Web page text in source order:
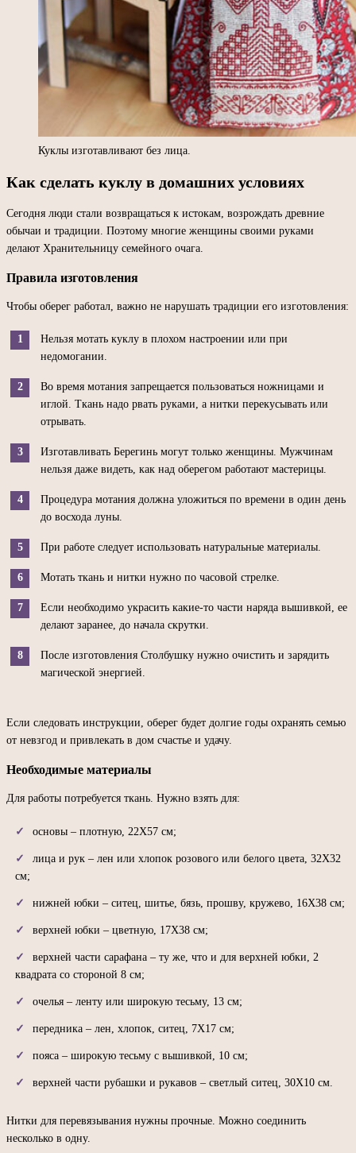
Куклы изготавливают без лица.
Как сделать куклу в домашних условиях
Сегодня люди стали возвращаться к истокам, возрождать древние
обычаи и традиции. Поэтому многие женщины своими руками
делают Хранительницу семейного очага.
Правила изготовления
Чтобы оберег работал, важно не нарушать традиции его изготовления:
Нельзя мотать куклу в плохом настроении или при
недомогании.
Во время мотания запрещается пользоваться ножницами и
иглой. Ткань надо рвать руками, а нитки перекусывать или
отрывать.
Изготавливать Берегинь могут только женщины. Мужчинам
нельзя даже видеть, как над оберегом работают мастерицы.
Процедура мотания должна уложиться по времени в один день
до восхода луны.
При работе следует использовать натуральные материалы.
Мотать ткань и нитки нужно по часовой стрелке.
Если необходимо украсить какие-то части наряда вышивкой, ее
делают заранее, до начала скрутки.
После изготовления Столбушку нужно очистить и зарядить
магической энергией.
Если следовать инструкции, оберег будет долгие годы охранять семью
от невзгод и привлекать в дом счастье и удачу.
Необходимые материалы
Для работы потребуется ткань. Нужно взять для:
основы – плотную, 22Х57 см;
лица и рук – лен или хлопок розового или белого цвета, 32Х32
см;
нижней юбки – ситец, шитье, бязь, прошву, кружево, 16Х38 см;
верхней юбки – цветную, 17Х38 см;
верхней части сарафана – ту же, что и для верхней юбки, 2
квадрата со стороной 8 см;
очелья – ленту или широкую тесьму, 13 см;
передника – лен, хлопок, ситец, 7Х17 см;
пояса – широкую тесьму с вышивкой, 10 см;
верхней части рубашки и рукавов – светлый ситец, 30Х10 см.
Нитки для перевязывания нужны прочные. Можно соединить
несколько в одну.